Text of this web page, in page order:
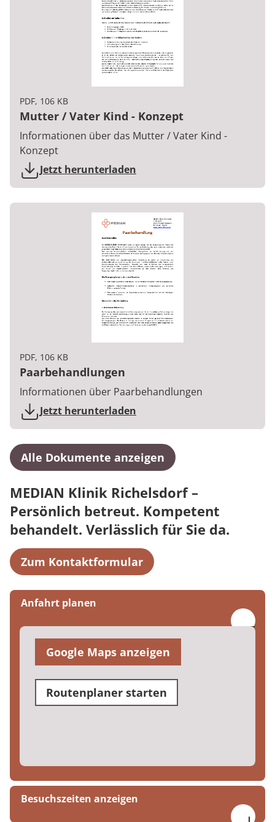
PDF, 106 KB
Mutter / Vater Kind - Konzept
Informationen über das Mutter / Vater Kind -
Konzept
Jetzt herunterladen
PDF, 106 KB
Paarbehandlungen
Informationen über Paarbehandlungen
Jetzt herunterladen
Alle Dokumente anzeigen
MEDIAN Klinik Richelsdorf –
Persönlich betreut. Kompetent
behandelt. Verlässlich für Sie da.
Zum Kontaktformular
Anfahrt planen
Google Maps anzeigen
Routenplaner starten
Besuchszeiten anzeigen